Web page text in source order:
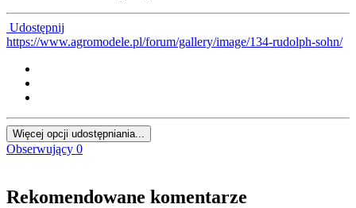
Udostępnij
https://www.agromodele.pl/forum/gallery/image/134-rudolph-sohn/
Więcej opcji udostępniania...
Obserwujący 0
Rekomendowane komentarze